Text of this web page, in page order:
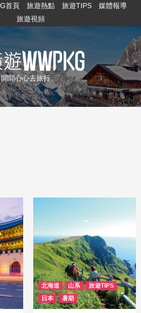
首頁 旅遊熱點 旅遊TIPS
媒體報導
旅遊視頻
開開心心去旅行
北海道 山系
旅遊TIPS
日本
暑期